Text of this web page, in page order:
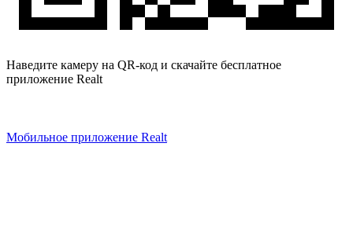
Наведите камеру на QR-код и скачайте бесплатное
приложение Realt
Мобильное приложение Realt